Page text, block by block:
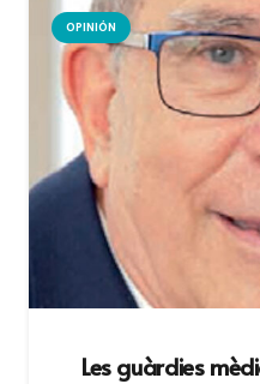
OPINIÓN
Les guàrdies